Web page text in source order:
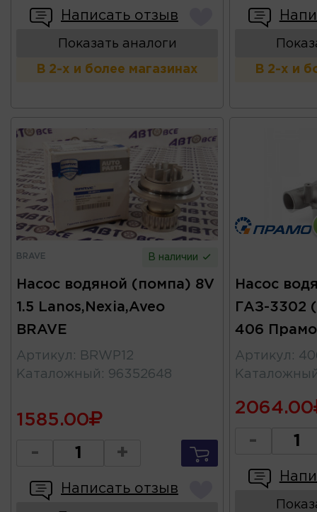
Написать отзыв
Показать аналоги
В 2-х и более магазинах В 2-х и
BRAVE В наличии
Насос водяной (помпа) 8V
1.5 Lanos,Nexia,Aveo
BRAVE
Артикул :
BRWP12
Каталожный : 96352648
1585.00
- +
Написать отзыв
Насос
ГАЗ-3302
406 Прамо
Артикул :
2064.00
-